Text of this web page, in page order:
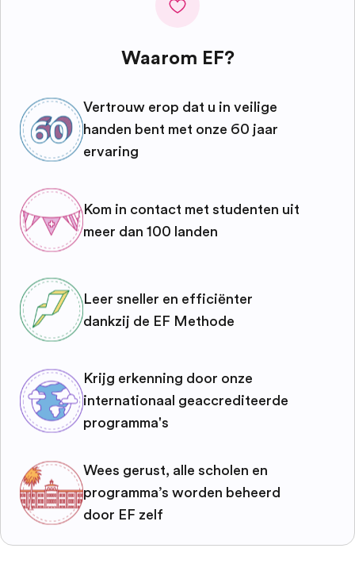
Waarom EF?
Vertrouw erop dat u in veilige
handen bent met onze 60 jaar
ervaring
Kom in contact met studenten uit
meer dan 100 landen
Leer sneller en efficiënter
dankzij de EF Methode
Krijg erkenning door onze
internationaal geaccrediteerde
programma's
Wees gerust, alle scholen en
programma’s worden beheerd
door EF zelf